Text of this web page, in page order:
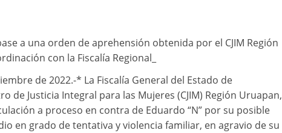
a una orden de aprehensión obtenida por el CJIM Región
con la Fiscalía Regional_
de 2022.-* La Fiscalía General del Estado de
de Justicia Integral para las Mujeres (CJIM) Región Uruapan,
a proceso en contra de Eduardo “N” por su posible
en grado de tentativa y violencia familiar, en agravio de su